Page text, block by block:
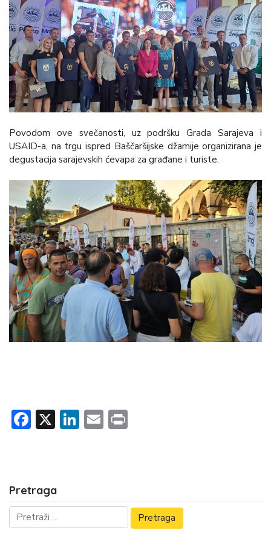
Povodom ove svečanosti, uz podršku Grada Sarajeva i
USAID-a, na trgu ispred Baščaršijske džamije organizirana je
degustacija sarajevskih ćevapa za građane i turiste.
Facebook
X LinkedIn
Email
Pretraga